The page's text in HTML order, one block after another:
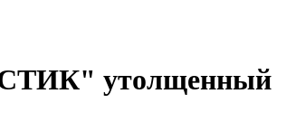
утолщенный